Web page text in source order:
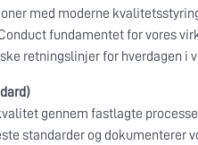
med moderne
fundamentet for vores
retningslinjer for hverdagen i
gennem fastlagte
standarder og